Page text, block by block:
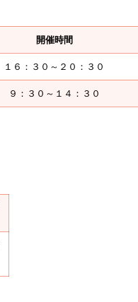
開催時間
１６：３０～２０：３０
９：３０～１４：３０